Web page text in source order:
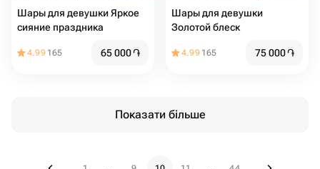
Шары для девушки Яркое
сияние праздника
4.99 165 65 000֏
Шары для девушки
Золотой блеск
4.99 165 75 000֏
Показати більше